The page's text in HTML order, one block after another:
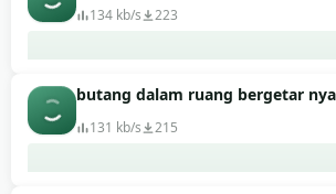
134 kb/s 223
butang dalam ruang bergetar
131 kb/s 215